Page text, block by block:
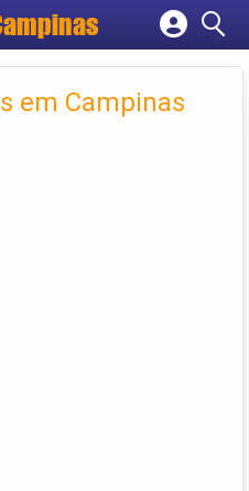
empresa
conta
em Campinas